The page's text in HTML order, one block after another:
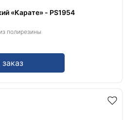
«Карате» - PS1954
полирезины